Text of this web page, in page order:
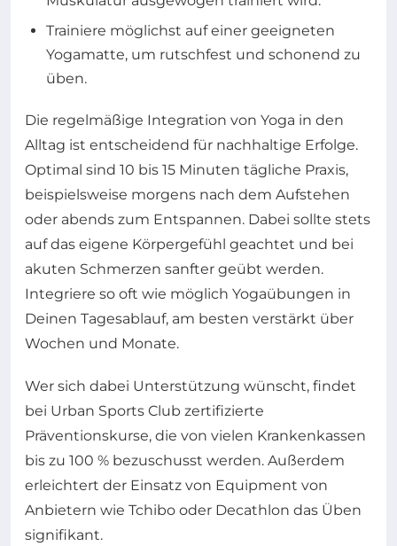
Trainiere möglichst auf einer geeigneten
Yogamatte, um rutschfest und schonend zu
üben.
Die regelmäßige Integration von Yoga in den
Alltag ist entscheidend für nachhaltige Erfolge.
Optimal sind 10 bis 15 Minuten tägliche Praxis,
beispielsweise morgens nach dem Aufstehen
oder abends zum Entspannen. Dabei sollte stets
auf das eigene Körpergefühl geachtet und bei
akuten Schmerzen sanfter geübt werden.
Integriere so oft wie möglich Yogaübungen in
Deinen Tagesablauf, am besten verstärkt über
Wochen und Monate.
Wer sich dabei Unterstützung wünscht, findet
bei Urban Sports Club zertifizierte
Präventionskurse, die von vielen Krankenkassen
bis zu 100 % bezuschusst werden. Außerdem
erleichtert der Einsatz von Equipment von
Anbietern wie Tchibo oder Decathlon das Üben
signifikant.